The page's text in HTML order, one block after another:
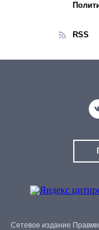
RSS
Сетевое издание